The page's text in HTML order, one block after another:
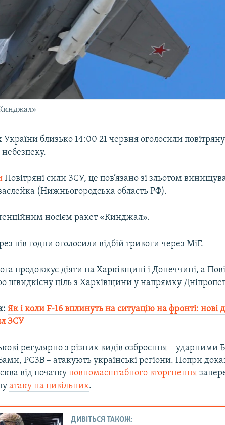
України близько 14:00 21 червня оголосили
Повітряні сили ЗСУ, це пов’язано зі зльотом
(Нижньогородська область РФ).
носієм ракет «Кинджал».
пів годни оголосили відбій тривоги через МіГ.
продовжує діяти на Харківщині і Донеччині, а
швидкісну ціль з Харківщини у напрямку
Як і коли F-16 вплинуть на ситуацію на фронті: нові
ЗСУ
регулярно з різних видів озброєння – ударними
РСЗВ – атакують українські регіони. Попри
від початкуповномасштабного вторгнення
атаку на цивільних.
ДИВІТЬСЯ ТАКОЖ: